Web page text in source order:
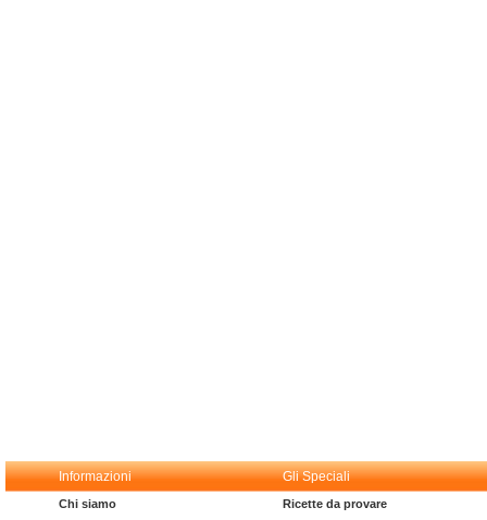
Informazioni Gli Speciali
Chi siamo Ricette da provare